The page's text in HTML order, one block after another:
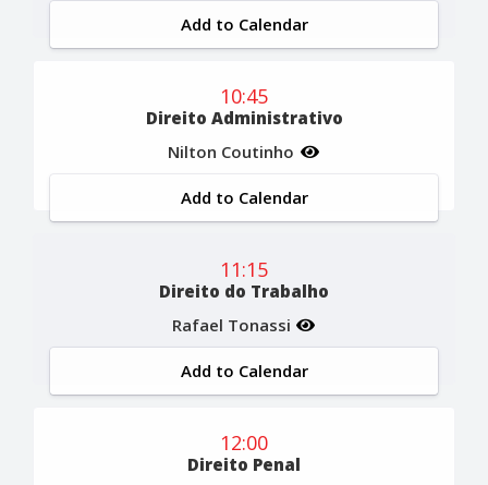
Add to Calendar
10:45
Direito Administrativo
Nilton Coutinho
Add to Calendar
11:15
Direito do Trabalho
Rafael Tonassi
Add to Calendar
12:00
Direito Penal